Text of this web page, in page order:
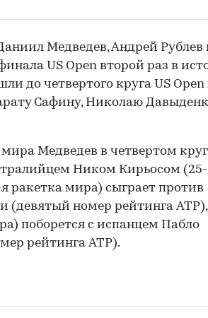
Медведев, Андрей Рублев
US Open второй раз в
до четвертого круга US Open
Сафину, Николаю
Медведев в четвертом
Ником Кирьосом
я ракетка мира) сыграет против
(девятый номер рейтинга
поборется с испанцем Пабло
рейтинга ATP).